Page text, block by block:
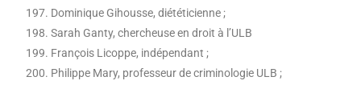
197. Dominique Gihousse, diététicienne ;
198. Sarah Ganty, chercheuse en droit à l’ULB
199. François Licoppe, indépendant ;
200. Philippe Mary, professeur de criminologie ULB ;